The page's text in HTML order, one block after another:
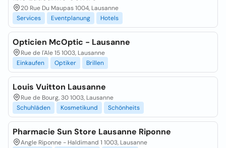
20 Rue Du Maupas 1004, Lausanne
Services
Eventplanung Hotels
Opticien McOptic - Lausanne
Rue de l'Ale 15 1003, Lausanne
Einkaufen
Optiker Brillen
Louis Vuitton Lausanne
Rue de Bourg, 30 1003, Lausanne
Schuhläden
Kosmetikund Schönheits
Pharmacie Sun Store Lausanne Riponne
Angle Riponne - Haldimand 1 1003, Lausanne